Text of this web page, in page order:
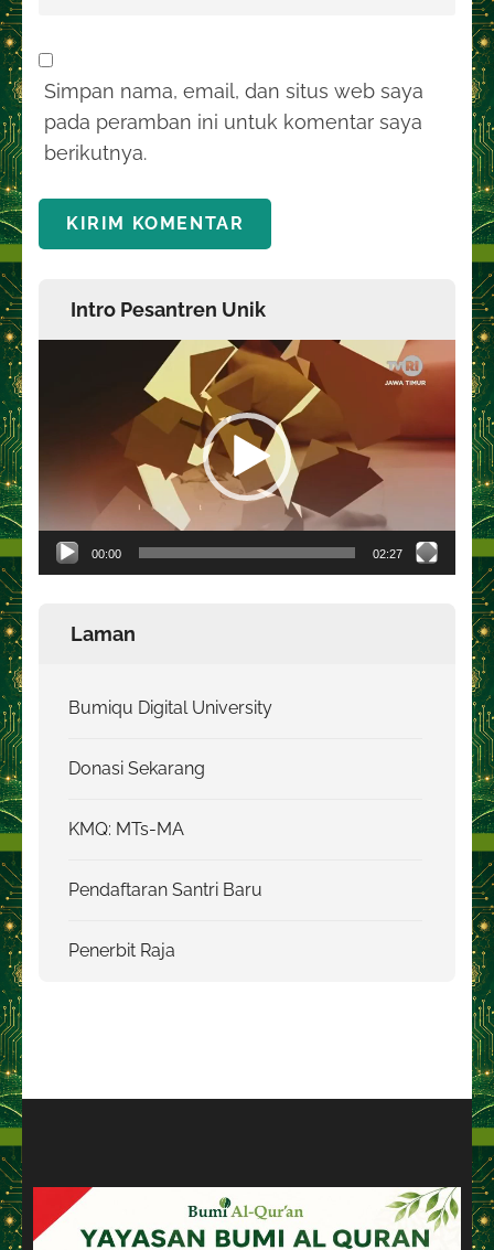
Simpan nama, email, dan situs web saya
pada peramban ini untuk komentar saya
berikutnya.
Intro Pesantren Unik
00:00 02:27
Laman
Bumiqu Digital University
Donasi Sekarang
KMQ: MTs-MA
Pendaftaran Santri Baru
Penerbit Raja